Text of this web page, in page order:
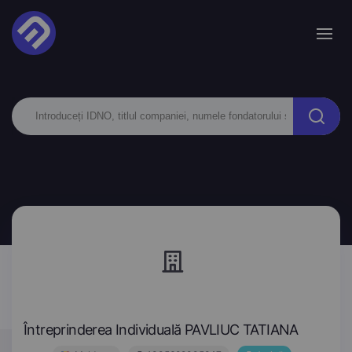
Întreprinderea Individuală PAVLIUC TATIANA